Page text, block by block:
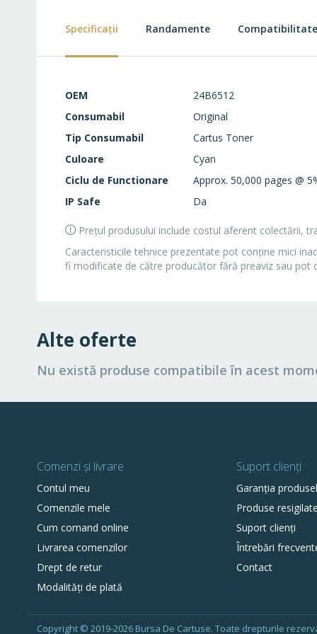
images
Specificații
Specificații
OEM
24B6512
Consumabil
Original
Tip Consumabil
Cartus Toner
Culoare
Cyan
Ciclu de Functionare
Approx. 50,000 pages @
IP Safe
Da
Prețul produsului include costul aferent colectării,
Caracteristicile tehnice prezentate pot conţine mici
fi modificate de către producător fără preaviz sau
Randamente Compatibilitate
Alte oferte
Nu există produse compatibile în acest
Comenzi și livrare
Contul meu
Comenzile mele
Cum comand online
Livrarea comenzilor
Drept de retur
Modalități de plată
Suport clienți
Garanția
Produse resigilate
Suport clienți
Întrebări
Contact
Copyright © 2019-2026 Bursa De Cartuse. Toate drepturile